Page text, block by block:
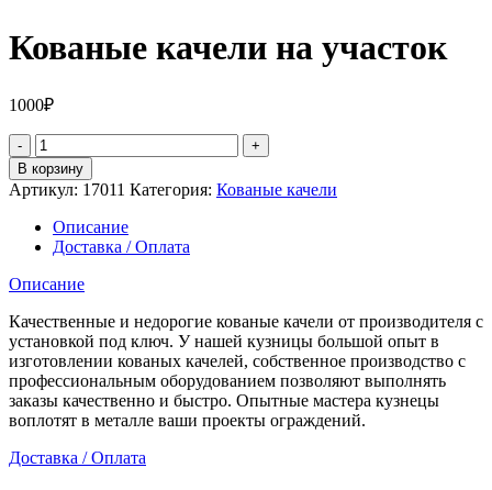
Кованые качели на участок
1000₽
Количество
товара
Кованые
качели
на
участок
В корзину
Артикул: 17011 Категория: Кованые качели
Описание
Доставка / Оплата
Описание
Качественные и недорогие кованые качели от производителя с
установкой под ключ. У нашей кузницы большой опыт в
изготовлении кованых качелей, собственное производство с
профессиональным оборудованием позволяют выполнять
заказы качественно и быстро. Опытные мастера кузнецы
воплотят в металле ваши проекты ограждений.
Доставка / Оплата